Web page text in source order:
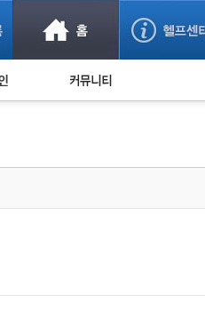
사기 예방했어요!